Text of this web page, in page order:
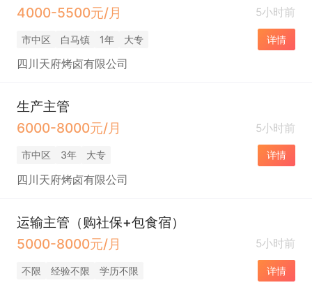
4000-5500元/月
5小时前
市中区 白马镇 1年 大专 详情
四川天府烤卤有限公司
生产主管
6000-8000元/月
5小时前
市中区 3年 大专 详情
四川天府烤卤有限公司
运输主管（购社保+包食宿）
5000-8000元/月
5小时前
不限 经验不限 学历不限 详情